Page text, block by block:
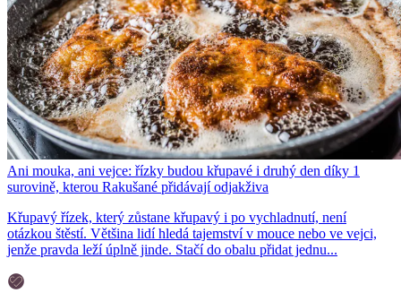
Ani mouka, ani vejce: řízky budou křupavé i druhý den díky 1
surovině, kterou Rakušané přidávají odjakživa
Křupavý řízek, který zůstane křupavý i po vychladnutí, není
otázkou štěstí. Většina lidí hledá tajemství v mouce nebo ve vejci,
jenže pravda leží úplně jinde. Stačí do obalu přidat jednu...